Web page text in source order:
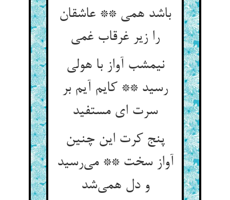
باشد همی ** عاشقان
را زیر غرقاب غمی
نیمشب آواز با هولی
رسید ** کایم آیم بر
سرت ای مستفید
پنج کرت این چنین
آواز سخت ** می‌رسید
و دل همی‌شد